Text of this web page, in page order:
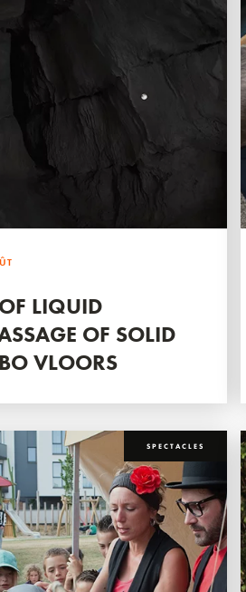
LIQUID
OF SOLID
VLOORS
SPECTACLES